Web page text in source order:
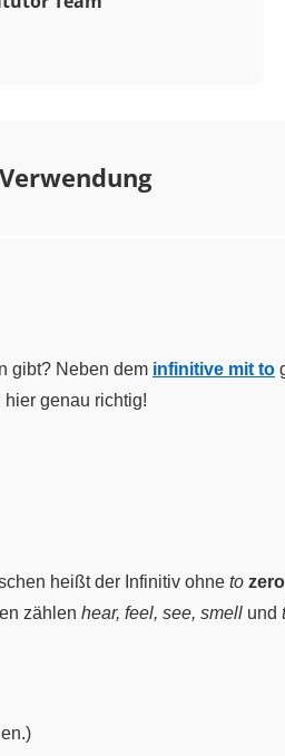
gibt? Neben dem infinitive mit to
hier genau richtig!
heißt der Infinitiv ohne to
zählen hear, feel, see, smell und